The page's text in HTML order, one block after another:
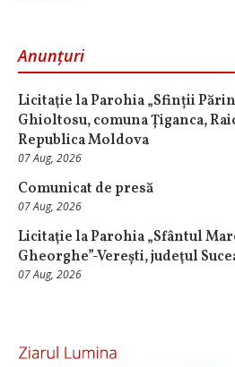
Anunțuri
Licitaţie la Parohia „Sfinții
Ghioltosu, comuna Țiganca,
Republica Moldova
07 Aug, 2026
Comunicat de presă
07 Aug, 2026
Licitaţie la Parohia „Sfântul
Gheorghe”-Verești, judeţul
07 Aug, 2026